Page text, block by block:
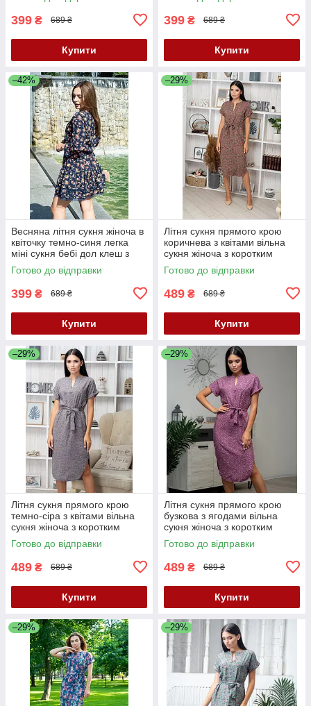
399 ₴ 689 ₴
Купити
399 ₴ 689 ₴
Купити
–42%
Весняна літня сукня жіноча в
квіточку темно-синя легка
міні сукня бебі дол клеш з
рукавом сукня 42-46
Готово до відправки
399 ₴ 689 ₴
Купити
–29%
Літня сукня прямого крою
коричнева з квітами вільна
сукня жіноча з коротким
рукавом сукня з поясом 40-
42 розмір
Готово до відправки
489 ₴ 689 ₴
Купити
–29%
Літня сукня прямого крою
темно-сіра з квітами вільна
сукня жіноча з коротким
рукавом сукня з поясом 40-
42 розмір
Готово до відправки
489 ₴ 689 ₴
Купити
–29%
Літня сукня прямого крою
бузкова з ягодами вільна
сукня жіноча з коротким
рукавом сукня з поясом 40-
42 розмір
Готово до відправки
489 ₴ 689 ₴
Купити
–29% –29%